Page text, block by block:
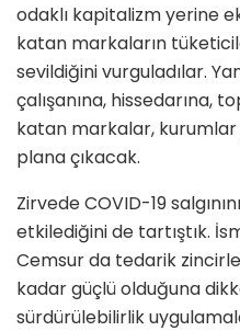
odaklı kapitalizm yerine
katan markaların
sevildiğini vurguladılar.
çalışanına, hissedarına,
katan markalar,
plana çıkacak.
Zirvede COVID-19
etkilediğini de tartıştık.
Cemsur da tedarik
kadar güçlü olduğuna
sürdürülebilirlik